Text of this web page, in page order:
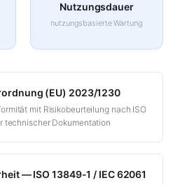
Nutzungsdauer
nutzungsbasierte Wartung
(EU) 2023/1230
mit Risikobeurteilung nach ISO
technischer Dokumentation
— ISO 13849-1 / IEC 62061